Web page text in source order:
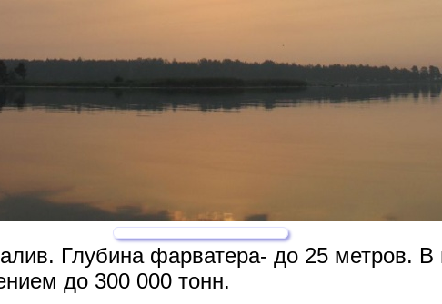
Глубина фарватера- до 25 метров.
до 300 000 тонн.